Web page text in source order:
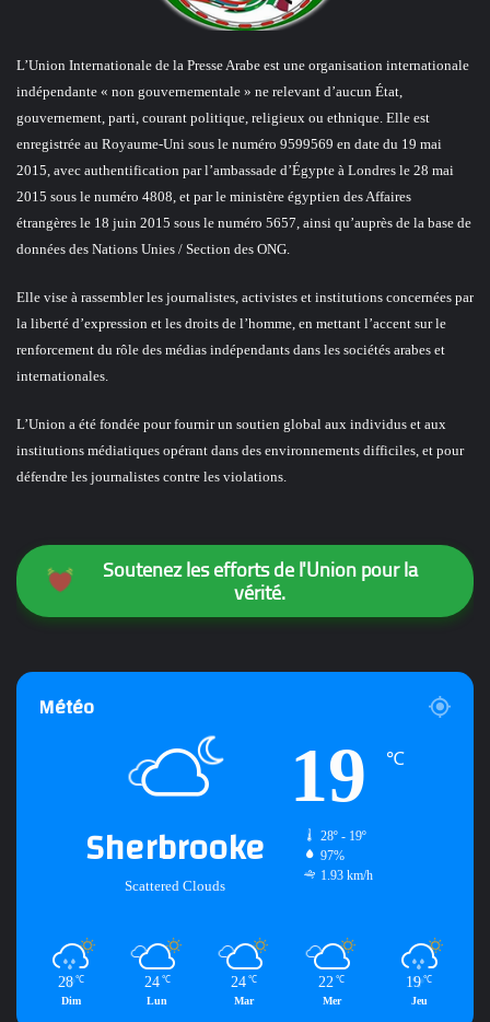
L’Union Internationale de la Presse Arabe est une organisation internationale
indépendante « non gouvernementale » ne relevant d’aucun État,
gouvernement, parti, courant politique, religieux ou ethnique. Elle est
enregistrée au Royaume-Uni sous le numéro 9599569 en date du 19 mai
2015, avec authentification par l’ambassade d’Égypte à Londres le 28 mai
2015 sous le numéro 4808, et par le ministère égyptien des Affaires
étrangères le 18 juin 2015 sous le numéro 5657, ainsi qu’auprès de la base de
données des Nations Unies / Section des ONG.
Elle vise à rassembler les journalistes, activistes et institutions concernées par
la liberté d’expression et les droits de l’homme, en mettant l’accent sur le
renforcement du rôle des médias indépendants dans les sociétés arabes et
internationales.
L’Union a été fondée pour fournir un soutien global aux individus et aux
institutions médiatiques opérant dans des environnements difficiles, et pour
défendre les journalistes contre les violations.
Soutenez les efforts de l'Union pour la
vérité.
Météo
Sherbrooke
Scattered Clouds
19 ℃
28º - 19º
97%
1.93 km/h
28 ℃
Dim
24 ℃
Lun
24 ℃
Mar
22 ℃
Mer
19 ℃
Jeu